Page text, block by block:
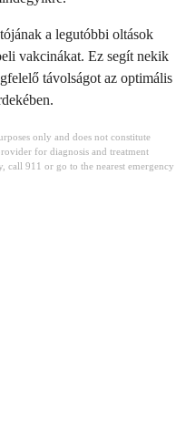
a legutóbbi oltások
vakcinákat. Ez segít nekik
távolságot az optimális
only and does not constitute
for diagnosis and treatment
call 911 or go to the nearest emergency